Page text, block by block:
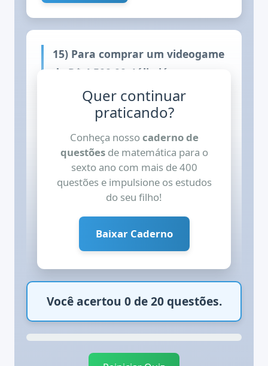
15) Para comprar um videogame
de R$ 4.500,00, Júlia já
economizou R$ 1.850,00. Seus
pais lhe deram mais R$ 700,00.
economizar para comprar o
videogame?
A) R$ 2.650,00
B) R$ 2.550,00
C) R$ 1.950,00
D) R$ 3.800,00
Quer continuar
praticando?
Conheça nossocaderno de
questõesde matemática para o
sexto ano com mais de 400
questões e impulsione os estudos
do seu filho!
Baixar Caderno
Você acertou 0 de 20 questões.